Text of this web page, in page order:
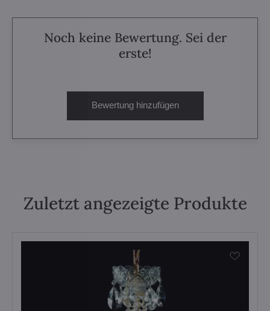
Noch keine Bewertung. Sei der
erste!
Bewertung hinzufügen
Zuletzt angezeigte Produkte